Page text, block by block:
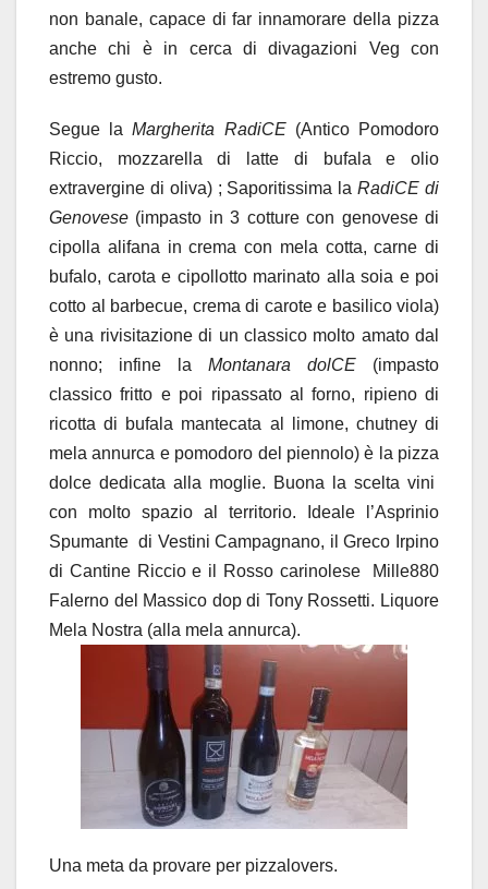
non banale, capace di far innamorare della pizza
anche chi è in cerca di divagazioni Veg con
estremo gusto.
Segue laMargherita RadiCE (Antico Pomodoro
Riccio, mozzarella di latte di bufala e olio
extravergine di oliva) ; Saporitissima laRadiCE di
Genovese (impasto in 3 cotture con genovese di
cipolla alifana in crema con mela cotta, carne di
bufalo, carota e cipollotto marinato alla soia e poi
cotto al barbecue, crema di carote e basilico viola)
è una rivisitazione di un classico molto amato dal
nonno; infine la Montanara dolCE (impasto
classico fritto e poi ripassato al forno, ripieno di
ricotta di bufala mantecata al limone, chutney di
mela annurca e pomodoro del piennolo) è la pizza
dolce dedicata alla moglie. Buona la scelta vini
con molto spazio al territorio. Ideale l’Asprinio
Spumante di Vestini Campagnano, il Greco Irpino
di Cantine Riccio e il Rosso carinolese Mille880
Falerno del Massico dop di Tony Rossetti. Liquore
Mela Nostra (alla mela annurca).
Una meta da provare per pizzalovers.